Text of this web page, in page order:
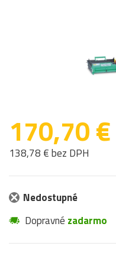
170,70 €
138,78 € bez DPH
Nedostupné
Dopravné zadarmo